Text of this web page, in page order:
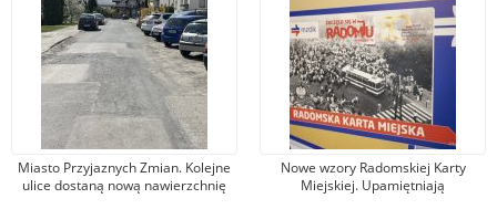
Miasto Przyjaznych Zmian. Kolejne
ulice dostaną nową nawierzchnię
Nowe wzory Radomskiej Karty
Miejskiej. Upamiętniają